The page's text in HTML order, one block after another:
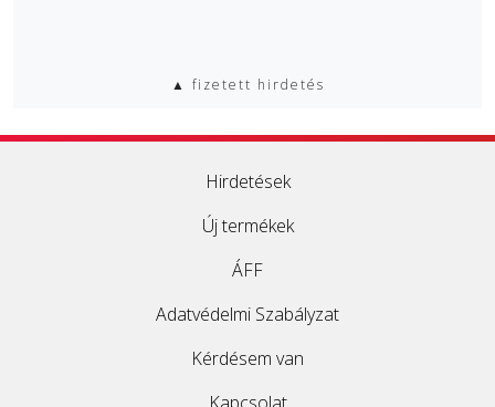
▲ fizetett hirdetés
Hirdetések
Új termékek
ÁFF
Adatvédelmi Szabályzat
Kérdésem van
Kapcsolat